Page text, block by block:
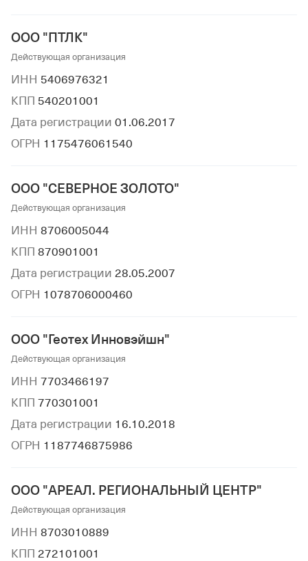
ООО "ПТЛК"
Действующая организация
ИНН 5406976321
КПП 540201001
Дата регистрации 01.06.2017
ОГРН 1175476061540
ООО "СЕВЕРНОЕ ЗОЛОТО"
Действующая организация
ИНН 8706005044
КПП 870901001
Дата регистрации 28.05.2007
ОГРН 1078706000460
ООО "Геотех Инновэйшн"
Действующая организация
ИНН 7703466197
КПП 770301001
Дата регистрации 16.10.2018
ОГРН 1187746875986
ООО "АРЕАЛ. РЕГИОНАЛЬНЫЙ ЦЕНТР"
Действующая организация
ИНН 8703010889
КПП 272101001